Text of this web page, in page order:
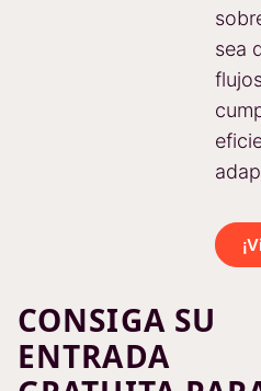
sea
CONSIGA SU
ENTRADA